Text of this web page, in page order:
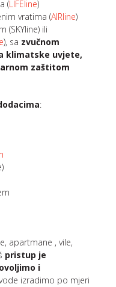
(LIFEline)
vratima (AIRline)
(SKYline) ili
), sa zvučnom
klimatske uvjete,
zaštitom
:
apartmane , vile,
pristup je
i
izradimo po mjeri